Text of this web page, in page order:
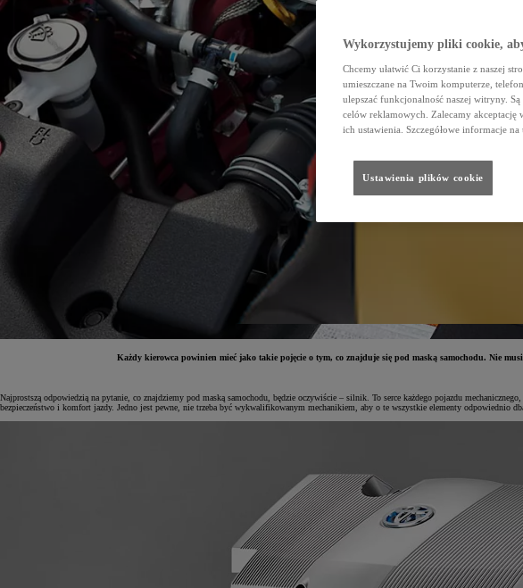
Każdy kierowca powinien mieć jako takie pojęcie o tym, co znajduje się pod maską samochodu. Nie
Najprostszą odpowiedzią na pytanie, co znajdziemy pod maską samochodu, będzie oczywiście – silnik. To serce każdego pojazdu
bezpieczeństwo i komfort jazdy. Jedno jest pewne, nie trzeba być wykwalifikowanym mechanikiem, aby o te wszystkie elementy odpowiednio
Wykorzystujemy pliki cookie,
Chcemy ułatwić Ci korzystanie z naszej
umieszczane na Twoim komputerze,
ulepszać funkcjonalność naszej witryny.
celów reklamowych. Zalecamy akceptację
ich ustawienia. Szczegółowe informacje na
Ustawienia plików cookie